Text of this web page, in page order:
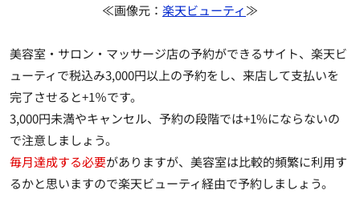
≪画像元： 楽天ビューティ≫
美容室・サロン・マッサージ店の予約ができるサイト、楽天ビ
ューティで税込み3,000円以上の予約をし、来店して支払いを
完了させると+1％です。
3,000円未満やキャンセル、予約の段階では+1%にならないの
で注意しましょう。
毎月達成する必要がありますが、美容室は比較的頻繁に利用す
るかと思いますので楽天ビューティ経由で予約しましょう。